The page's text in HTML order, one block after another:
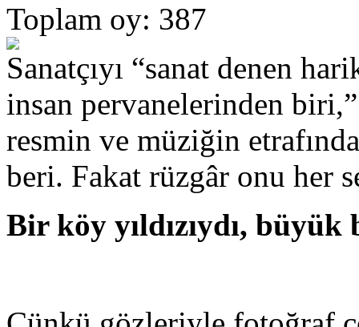
Toplam oy: 387
Sanatçıyı “sanat denen
insan pervanelerinden
resmin ve müziğin
beri. Fakat rüzgâr onu her
Bir köy yıldızıydı, büyük